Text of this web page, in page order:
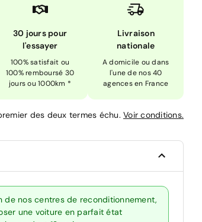
30 jours pour
l'essayer
100% satisfait ou
100% remboursé 30
jours ou 1000km *
Livraison
nationale
A domicile ou dans
l'une de nos 40
agences en France
des deux termes échu. Voir conditions.
de nos centres de reconditionnement,
une voiture en parfait état